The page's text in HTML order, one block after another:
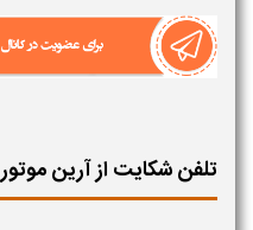
تلفن شکایت از آرین موتور